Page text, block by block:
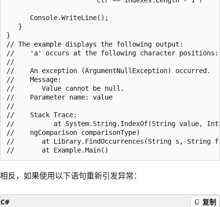
      Console.WriteLine();
   }
}
// The example displays the following output:
//    'a' occurs at the following character
//
//    An exception (ArgumentNullException) occurred.
//    Message:
//       Value cannot be null.
//    Parameter name: value
//
//    Stack Trace:
//          at System.String.IndexOf(String value,
//    ngComparison comparisonType)
//       at Library.FindOccurrences(String s, String
相反，如果使用以下语句重新引发异常：
C# 复制